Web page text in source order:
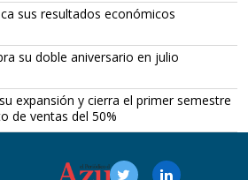
sus resultados económicos
su doble aniversario en julio
expansión y cierra el primer semestre
de ventas del 50%